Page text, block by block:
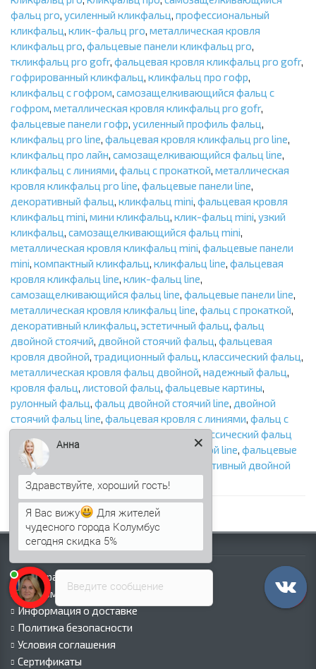
фальц pro, усиленный кликфальц, профессиональный
кликфальц, клик-фальц pro, металлическая кровля
кликфальц pro, фальцевые панели кликфальц pro,
ткликфальц pro gofr, фальцевая кровля кликфальц pro gofr,
гофрированный кликфальц, кликфальц про гофр,
кликфальц с гофром, самозащелкивающийся фальц с
гофром, металлическая кровля кликфальц pro gofr,
фальцевые панели гофр, усиленный профиль фальц,
кликфальц pro line, фальцевая кровля кликфальц pro line,
кликфальц про лайн, самозащелкивающийся фальц line,
кликфальц с линиями, фальц с прокаткой, металлическая
кровля кликфальц pro line, фальцевые панели line,
декоративный фальц, кликфальц mini, фальцевая кровля
кликфальц mini, мини кликфальц, клик-фальц mini, узкий
кликфальц, самозащелкивающийся фальц mini,
металлическая кровля кликфальц mini, фальцевые панели
mini, компактный кликфальц, кликфальц line, фальцевая
кровля кликфальц line, клик-фальц line,
самозащелкивающийся фальц line, фальцевые панели line,
металлическая кровля кликфальц line, фальц с прокаткой,
декоративный кликфальц, эстетичный фальц, фальц
двойной стоячий, двойной стоячий фальц, фальцевая
кровля двойной, традиционный фальц, классический фальц,
металлическая кровля фальц двойной, надежный фальц,
кровля фальц, листовой фальц, фальцевые картины,
рулонный фальц, фальц двойной стоячий line, двойной
стоячий фальц line, фальцевая кровля с линиями, фальц с
классический фальц
line,металлическая кровля фальц двойной line, фальцевые
картины line
декоративный двойной
фальц,фальц с продольной прокаткой
Информация
Палитра RAL
Информация о компании
Информация о доставке
Политика безопасности
Условия соглашения
Сертификаты
Введите сообщение
Анна
Я Вас вижу
Для жителей
чудесного города Колумбус
сегодня скидка 5%